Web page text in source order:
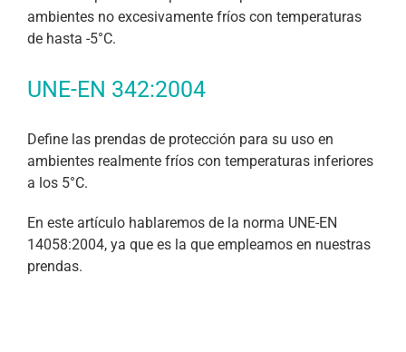
ambientes no excesivamente fríos con temperaturas
de hasta -5°C.
UNE-EN 342:2004
Define las prendas de protección para su uso en
ambientes realmente fríos con temperaturas inferiores
a los 5°C.
En este artículo hablaremos de la norma UNE-EN
14058:2004, ya que es la que empleamos en nuestras
prendas.